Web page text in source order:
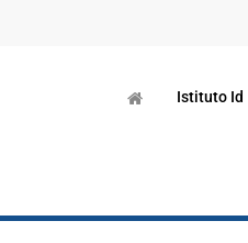
Istituto Id